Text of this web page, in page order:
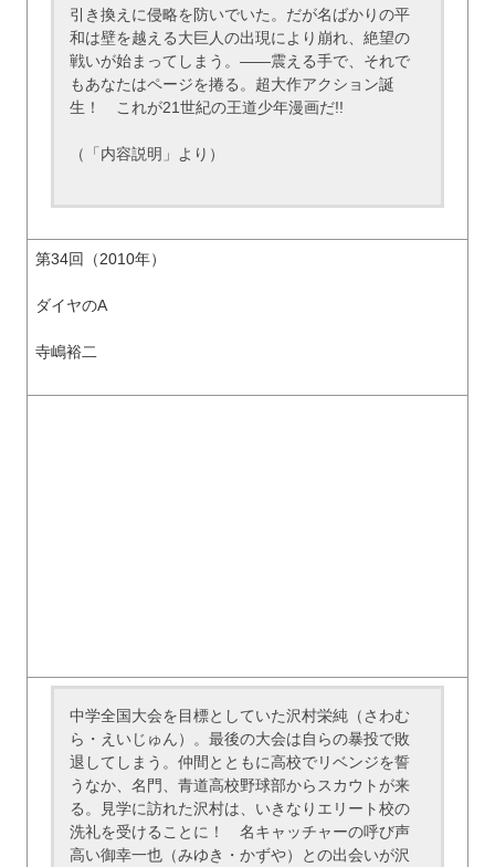
引き換えに侵略を防いでいた。だが名ばかりの平
和は壁を越える大巨人の出現により崩れ、絶望の
戦いが始まってしまう。――震える手で、それで
もあなたはページを捲る。超大作アクション誕
生！ これが21世紀の王道少年漫画だ!!
（「内容説明」より）
第34回（2010年）
ダイヤのA
寺嶋裕二
中学全国大会を目標としていた沢村栄純（さわむ
ら・えいじゅん）。最後の大会は自らの暴投で敗
退してしまう。仲間とともに高校でリベンジを誓
うなか、名門、青道高校野球部からスカウトが来
る。見学に訪れた沢村は、いきなりエリート校の
洗礼を受けることに！ 名キャッチャーの呼び声
高い御幸一也（みゆき・かずや）との出会いが沢